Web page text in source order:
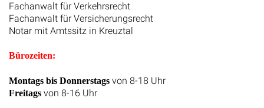
Fachanwalt für Verkehrsrecht
Fachanwalt für Versicherungsrecht
Notar mit Amtssitz in Kreuztal
Bürozeiten:
Montags bis Donnerstags von 8-18 Uhr
Freitags von 8-16 Uhr